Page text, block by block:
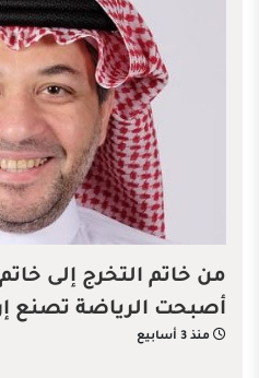
من خاتم التخرج إلى
أصبحت الرياضة تصنع
منذ 3 أسابيع